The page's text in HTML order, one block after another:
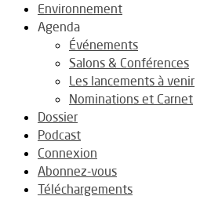
Environnement
Agenda
Événements
Salons & Conférences
Les lancements à venir
Nominations et Carnet
Dossier
Podcast
Connexion
Abonnez-vous
Téléchargements